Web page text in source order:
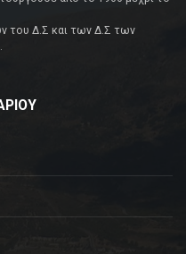
του Δ.Σ και των Δ.Σ των